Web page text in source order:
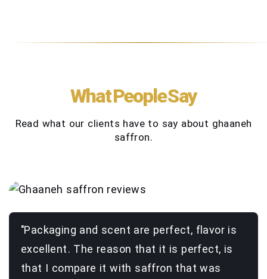
What People Say
Read what our clients have to say about ghaaneh
saffron.
"Packaging and scent are perfect, flavor is
excellent. The reason that it is perfect, is
that I compare it with saffron that was